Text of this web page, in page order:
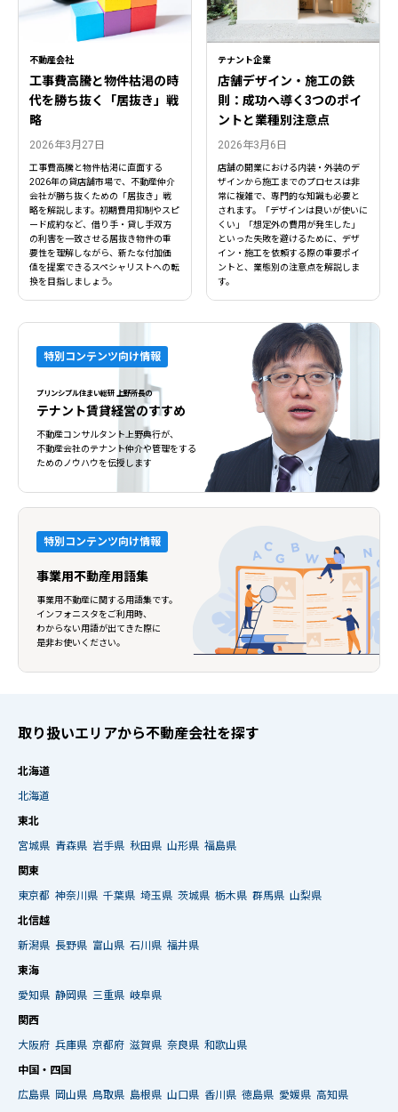
不動産会社
工事費高騰と物件枯渇の時
代を勝ち抜く「居抜き」戦
略
2026年3月27日
工事費高騰と物件枯渇に直面する
2026年の貸店舗市場で、不動産仲介
会社が勝ち抜くための「居抜き」戦
略を解説します。初期費用抑制やスピ
ード成約など、借り手・貸し手双方
の利害を一致させる居抜き物件の重
要性を理解しながら、新たな付加価
値を提案できるスペシャリストへの転
換を目指しましょう。
テナント企業
店舗デザイン・施工の鉄
則：成功へ導く3つのポイ
ントと業種別注意点
2026年3月6日
店舗の開業における内装・外装のデ
ザインから施工までのプロセスは非
常に複雑で、専門的な知識も必要と
されます。「デザインは良いが使いに
くい」「想定外の費用が発生した」
といった失敗を避けるために、デザ
イン・施工を依頼する際の重要ポイ
ントと、業態別の注意点を解説しま
す。
特別コンテンツ向け情報
プリンシプル住まい総研 上野所長の
テナント賃貸経営のすすめ
不動産コンサルタント上野典行が、
不動産会社のテナント仲介や管理をする
ためのノウハウを伝授します
特別コンテンツ向け情報
事業用不動産用語集
事業用不動産に関する用語集です。
インフォニスタをご利用時、
わからない用語が出てきた際に
是非お使いください。
取り扱いエリアから不動産会社を探す
北海道
北海道
東北
宮城県 青森県 岩手県 秋田県 山形県 福島県
関東
東京都 神奈川県 千葉県 埼玉県 茨城県 栃木県 群馬県 山梨県
北信越
新潟県 長野県 富山県 石川県 福井県
東海
愛知県 静岡県 三重県 岐阜県
関西
大阪府 兵庫県 京都府 滋賀県 奈良県 和歌山県
中国・四国
広島県 岡山県 鳥取県 島根県 山口県 香川県 徳島県 愛媛県 高知県